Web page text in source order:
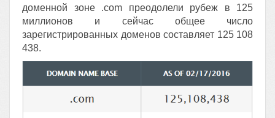
доменной зоне .com преодолели рубеж в 125
миллионов и сейчас общее число
зарегистрированных доменов составляет 125 108
438.